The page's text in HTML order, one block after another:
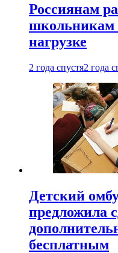
Россиянам
школьникам
нагрузке
2 года спустя2 года
Детский
предложила
бесплатным